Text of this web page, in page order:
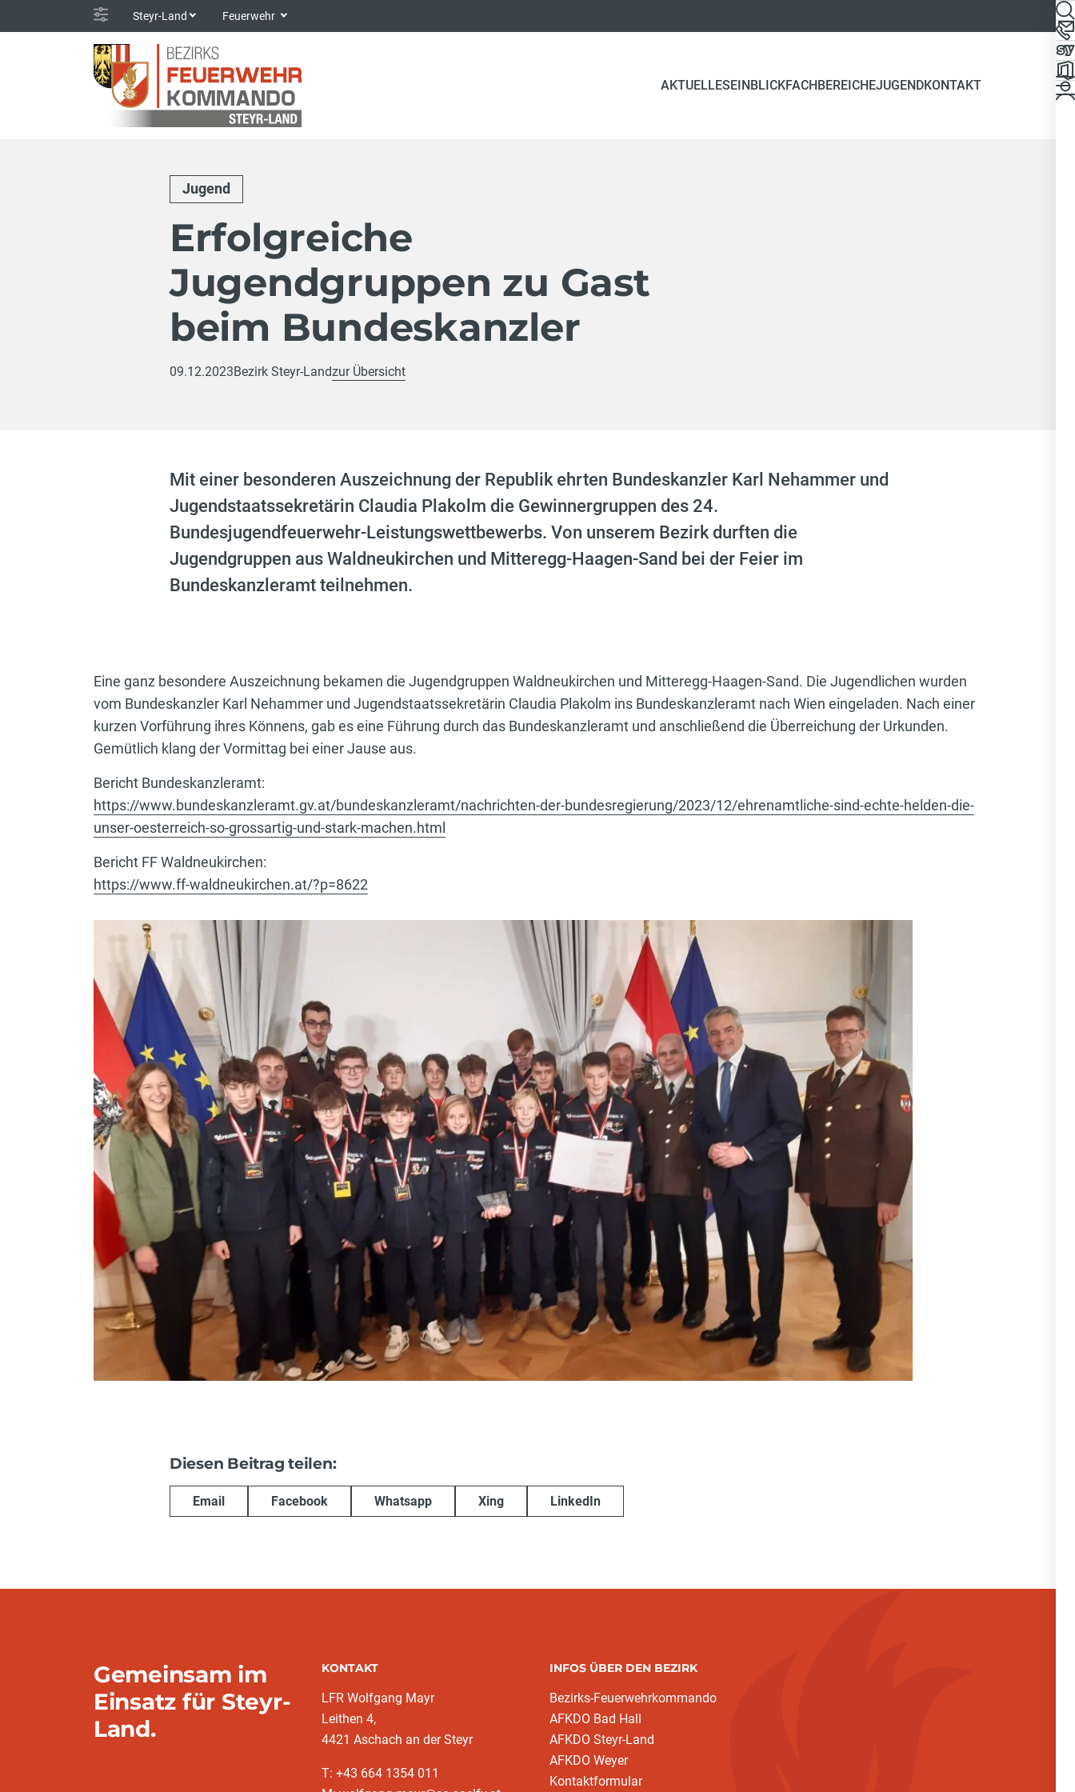
Steyr-Land Feuerwehr
AKTUELLESEINBLICKFACHBEREICHEJUGENDKONTAKT
Jugend
Erfolgreiche
Jugendgruppen zu Gast
beim Bundeskanzler
09.12.2023Bezirk Steyr-Landzur Übersicht
Mit einer besonderen Auszeichnung der Republik ehrten Bundeskanzler Karl Nehammer und
Jugendstaatssekretärin Claudia Plakolm die Gewinnergruppen des 24.
Bundesjugendfeuerwehr-Leistungswettbewerbs. Von unserem Bezirk durften die
Jugendgruppen aus Waldneukirchen und Mitteregg-Haagen-Sand bei der Feier im
Bundeskanzleramt teilnehmen.
Eine ganz besondere Auszeichnung bekamen die Jugendgruppen Waldneukirchen und Mitteregg-Haagen-Sand. Die Jugendlichen wurden
vom Bundeskanzler Karl Nehammer und Jugendstaatssekretärin Claudia Plakolm ins Bundeskanzleramt nach Wien eingeladen. Nach einer
kurzen Vorführung ihres Könnens, gab es eine Führung durch das Bundeskanzleramt und anschließend die Überreichung der Urkunden.
Gemütlich klang der Vormittag bei einer Jause aus.
Bericht Bundeskanzleramt:
https://www.bundeskanzleramt.gv.at/bundeskanzleramt/nachrichten-der-bundesregierung/2023/12/ehrenamtliche-sind-echte-helden-die-
unser-oesterreich-so-grossartig-und-stark-machen.html
Bericht FF Waldneukirchen:
https://www.ff-waldneukirchen.at/?p=8622
Diesen Beitrag teilen:
Email Facebook Whatsapp Xing LinkedIn
Gemeinsam im
Einsatz für Steyr-
Land.
KONTAKT
LFR Wolfgang Mayr
Leithen 4,
4421 Aschach an der Steyr
T: +43 664 1354 011
INFOS ÜBER DEN BEZIRK
Bezirks-Feuerwehrkommando
AFKDO Bad Hall
AFKDO Steyr-Land
AFKDO Weyer
Kontaktformular